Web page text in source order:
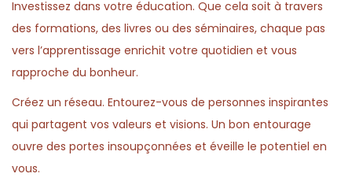
Investissez dans votre éducation. Que cela soit à travers
des formations, des livres ou des séminaires, chaque pas
vers l’apprentissage enrichit votre quotidien et vous
rapproche du bonheur.
Créez un réseau. Entourez-vous de personnes inspirantes
qui partagent vos valeurs et visions. Un bon entourage
ouvre des portes insoupçonnées et éveille le potentiel en
vous.